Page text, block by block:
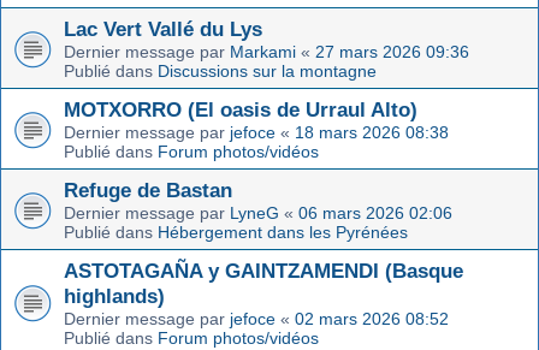
Lac Vert Vallé du Lys
Dernier message par Markami « 27 mars 2026 09:36
Publié dans Discussions sur la montagne
MOTXORRO (El oasis de Urraul Alto)
Dernier message par jefoce « 18 mars 2026 08:38
Publié dans Forum photos/vidéos
Refuge de Bastan
Dernier message par LyneG « 06 mars 2026 02:06
Publié dans Hébergement dans les Pyrénées
ASTOTAGAÑA y GAINTZAMENDI (Basque
highlands)
Dernier message par jefoce « 02 mars 2026 08:52
Publié dans Forum photos/vidéos